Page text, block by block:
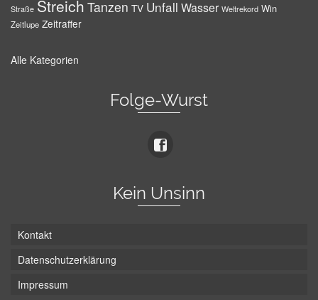
Straße Streich Tanzen TV Unfall Wasser Weltrekord Win
Zeitlupe Zeitraffer
Alle Kategorien
Folge-Wurst
Kein Unsinn
Kontakt
Datenschutzerklärung
Impressum